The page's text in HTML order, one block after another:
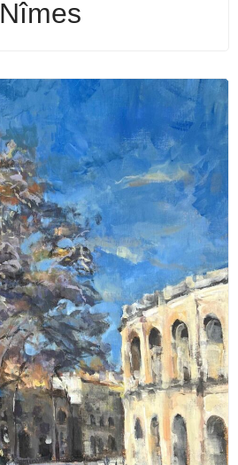
Nîmes